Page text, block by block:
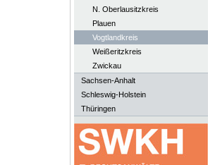
N. Oberlausitzkreis
Plauen
Vogtlandkreis
Weißeritzkreis
Zwickau
Sachsen-Anhalt
Schleswig-Holstein
Thüringen